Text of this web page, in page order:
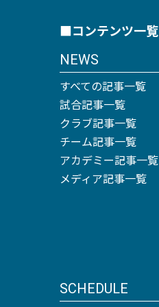
■コンテンツ一覧
NEWS
すべての記事一覧
試合記事一覧
クラブ記事一覧
チーム記事一覧
アカデミー記事一覧
メディア記事一覧
SCHEDULE